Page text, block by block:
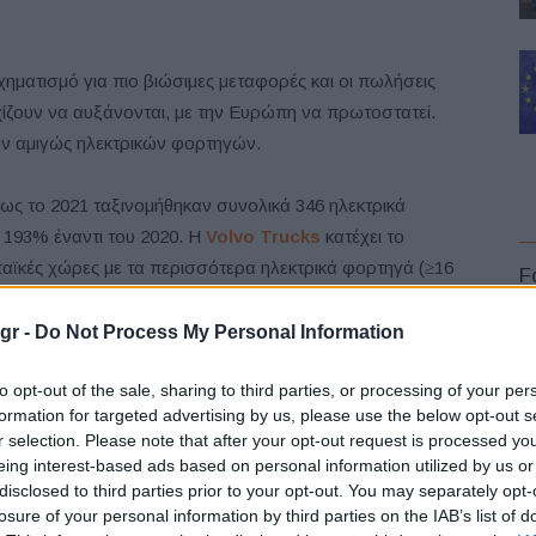
- Do Not Process My Personal Information
opt-out of the sale, sharing to third parties, or processing of your
for targeted advertising by us, please use the below opt-out
selection. Please note that after your opt-out request is processed
interest-based ads based on personal information utilized by us
to third parties prior to your opt-out. You may separately
of your personal information by third parties on the IAB’s list of
για πιο βιώσιμες μεταφορές και οι πωλήσεις
να αυξάνονται, με την Ευρώπη να πρωτοστατεί.
αμιγώς ηλεκτρικών φορτηγών.
το 2021 ταξινομήθηκαν συνολικά 346 ηλεκτρικά
έναντι του 2020. Η Volvo Trucks κατέχει το
χώρες με τα περισσότερα ηλεκτρικά φορτηγά (≥16
η Ολλανδία*.
επανάστασης των ηλεκτρικών φορτηγών και η
ηγετική μας θέση στην ευρωπαϊκή αγορά το
αποδεικνύει. Ακόμα κι αν οι όγκοι
εξακολουθούν να είναι χαμηλοί, παρατηρούμε
ραγδαία αυξανόμενο ενδιαφέρον στην